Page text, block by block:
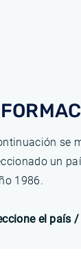
se
un
1986.
el país